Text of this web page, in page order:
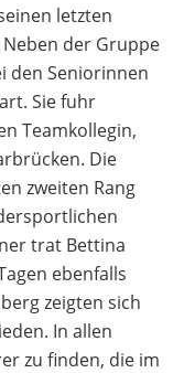
letzten
der Gruppe
den Seniorinnen
Sie fuhr
Teamkollegin,
Die
zweiten Rang
trat Bettina
ebenfalls
zeigten sich
In allen
zu finden, die im